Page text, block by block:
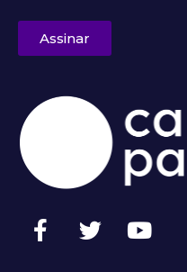
Assinar